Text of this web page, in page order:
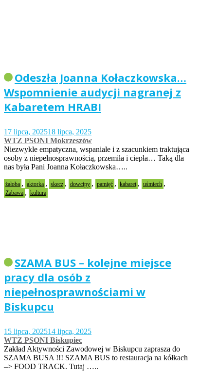
Odeszła Joanna Kołaczkowska…
Wspomnienie audycji nagranej z
Kabaretem HRABI
17 lipca, 202518 lipca, 2025
WTZ PSONI Mokrzeszów
Niezwykle empatyczna, wspaniale i z szacunkiem traktująca
osoby z niepełnosprawnością, przemiła i ciepła… Taką dla
nas była Pani Joanna Kołaczkowska…..
żałoba , aktorka , skecz , dowcipy , pamięć , kabaret , uśmiech ,
Zabawa , kultura
SZAMA BUS – kolejne miejsce
pracy dla osób z
niepełnosprawnościami w
Biskupcu
15 lipca, 202514 lipca, 2025
WTZ PSONI Biskupiec
Zakład Aktywności Zawodowej w Biskupcu zaprasza do
SZAMA BUSA !!! SZAMA BUS to restauracja na kółkach
–> FOOD TRACK. Tutaj …..